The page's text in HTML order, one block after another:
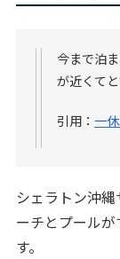
今まで泊
が近くてと
引用：一
シェラトン沖
ーチとプール
す。